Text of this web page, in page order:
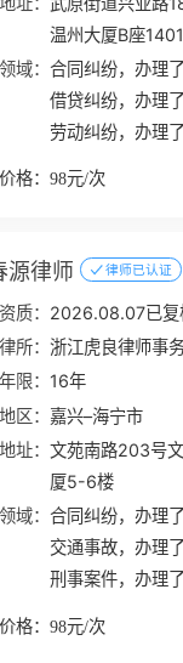
温州大厦B座
域：合同纠纷，办理
借贷纠纷，办理
劳动纠纷，办理
格：98元/次
源律师 律师已认证
质： 2026.08.07已复
所：浙江虎良律师事
限： 16年
区： 嘉兴–海宁市
址：文苑南路203号
厦5-6楼
域：合同纠纷，办理
交通事故，办理
刑事案件，办理
格：98元/次